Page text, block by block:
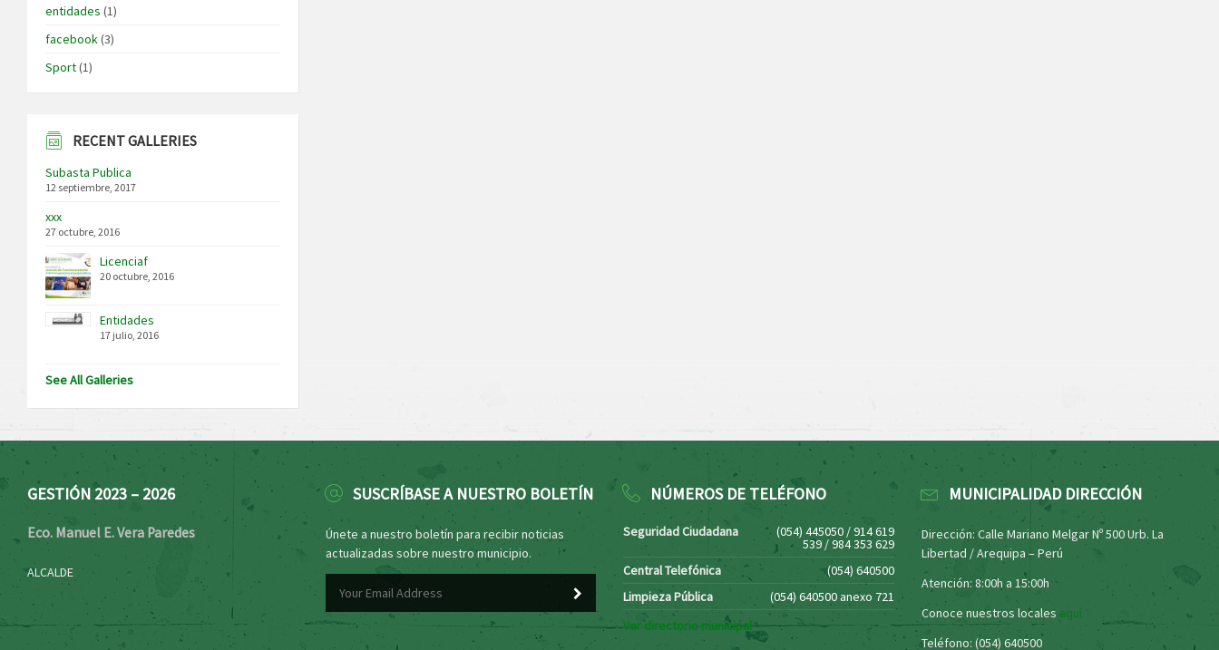
entidades (1)
facebook(3)
Sport(1)
RECENT GALLERIES
Subasta Publica
12 septiembre, 2017
xxx
27 octubre, 2016
Licenciaf
20 octubre, 2016
Entidades
17 julio, 2016
See All Galleries
GESTIÓN 2023 – 2026
Eco. Manuel E. Vera Paredes
ALCALDE
SUSCRÍBASE A NUESTRO BOLETÍN
Únete a nuestro boletín para recibir noticias
actualizadas sobre nuestro municipio.
NÚMEROS DE TELÉFONO
Seguridad Ciudadana (054) 445050 / 914 619
539 / 984 353 629
Central Telefónica
(054) 640500
Limpieza Pública
(054) 640500 anexo 721
Ver directorio municipal
MUNICIPALIDAD DIRECCIÓN
Dirección: Calle Mariano Melgar Nº 500 Urb. La
Libertad / Arequipa – Perú
Atención: 8:00h a 15:00h
Conoce nuestros locales aquí
Teléfono: (054) 640500